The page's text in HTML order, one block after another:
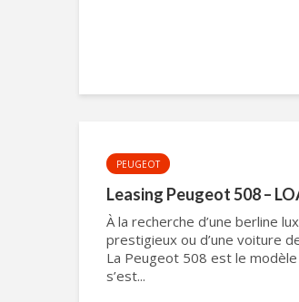
PEUGEOT
Leasing Peugeot 508 –
À la recherche d’une berline
prestigieux ou d’une voiture
La Peugeot 508 est le modèle
s’est...